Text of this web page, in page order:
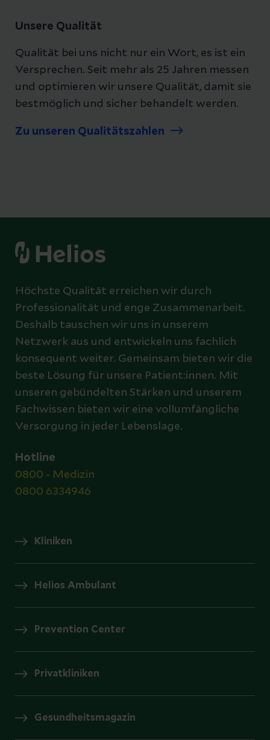
Unsere Qualität
Qualität bei uns nicht nur ein Wort, es ist ein
Versprechen. Seit mehr als 25 Jahren messen
und optimieren wir unsere Qualität, damit sie
bestmöglich und sicher behandelt werden.
Zu unseren Qualitätszahlen
Höchste Qualität erreichen wir durch
Professionalität und enge Zusammenarbeit.
Deshalb tauschen wir uns in unserem
Netzwerk aus und entwickeln uns fachlich
konsequent weiter. Gemeinsam bieten wir die
beste Lösung für unsere Patient:innen. Mit
unseren gebündelten Stärken und unserem
Fachwissen bieten wir eine vollumfängliche
Versorgung in jeder Lebenslage.
Hotline
0800 - Medizin
0800 6334946
Kliniken
Helios Ambulant
Prevention Center
Privatkliniken
Gesundheitsmagazin